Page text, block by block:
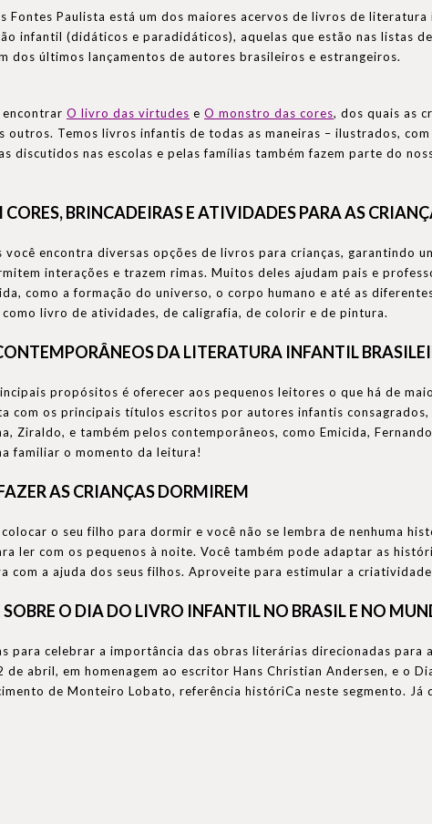
Fontes Paulista está um dos maiores acervos de livros de
infantil (didáticos e paradidáticos), aquelas que estão nas listas
dos últimos lançamentos de autores brasileiros e estrangeiros.
O livro das virtudes e O monstro das cores, dos quais as
outros. Temos livros infantis de todas as maneiras – ilustrados,
discutidos nas escolas e pelas famílias também fazem parte do
BRINCADEIRAS E ATIVIDADES PARA AS
você encontra diversas opções de livros para crianças, garantindo
interações e trazem rimas. Muitos deles ajudam pais e
como a formação do universo, o corpo humano e até as
livro de atividades, de caligrafia, de colorir e de pintura.
DA LITERATURA INFANTIL
propósitos é oferecer aos pequenos leitores o que há de
com os principais títulos escritos por autores infantis
Ziraldo, e também pelos contemporâneos, como Emicida,
familiar o momento da leitura!
AS CRIANÇAS DORMIREM
o seu filho para dormir e você não se lembra de nenhuma
ler com os pequenos à noite. Você também pode adaptar as
com a ajuda dos seus filhos. Aproveite para estimular a
O DIA DO LIVRO INFANTIL NO BRASIL E NO
para celebrar a importância das obras literárias direcionadas
de abril, em homenagem ao escritor Hans Christian Andersen, e o
de Monteiro Lobato, referência históriCa neste segmento. Já